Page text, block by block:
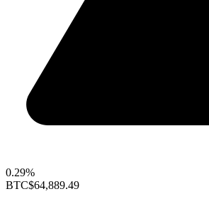
0.29%
BTC$64,889.49